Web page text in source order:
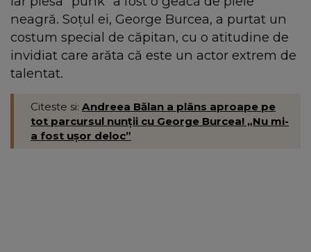
neagră. Soţul ei, George Burcea, a purtat un
costum special de căpitan, cu o atitudine de
invidiat care arăta că este un actor extrem de
talentat.
Citeste si: Andreea Bălan a plâns aproape pe
tot parcursul nunții cu George Burcea! „Nu mi-
a fost ușor deloc”